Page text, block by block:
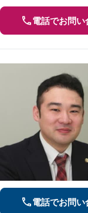
電話でお問い
電話でお問い